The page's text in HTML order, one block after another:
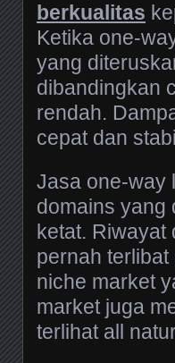
berkualitas
Ketika one-
yang
dibandingkan
rendah.
cepat dan
Jasa one-way
domains yang
ketat. Riwayat
pernah
niche market
market juga
terlihat all